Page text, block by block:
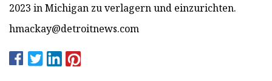
2023 in Michigan zu verlagern und einzurichten.
hmackay@detroitnews.com